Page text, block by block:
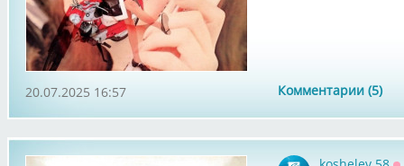
Комментарии (5)
20.07.2025 16:57